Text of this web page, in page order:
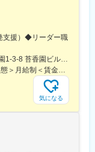
ン
境エネルギー事業」
活用だけでなく、再生
経済価値の両立を実
ます。
直下の意思決定スピ
の未来をつくる」を
進化を続けるサイエ
優しい魅力あふれる
支援）◆リーダー職
＜勤務地詳細＞本社住所：東京都港区芝公園1-3-8 苔香園ビル4階勤務地最寄駅：都営三田線／御成門駅受動喫煙対策：屋内全面禁煙変更の範囲：会社の定める事業所
＜予定年収＞700万円～1,300万円＜賃金形態＞月給制＜賃金内訳＞月額（基本給）：400,000円～650,000円固定残業手当/月：92,640円～150,510円（固定残業時間30時間0分/月）超過した時間外労働の残業手当は追加支給＜月給＞492,640円～800,510円（一律手当を含む）＜昇給有無＞有＜残業手当＞有＜給与補足＞※給与は職歴、スキルなどに応じて相談※役職がつく場合は、別途、役職手当（50,000円～10,000円）を支給※マネージャー職以上の場合は、管理職のため残業代支給対象外■昇給：年1回（4月）■賞与：年1回（12月）賃金はあくまでも目安の金額であり、選考を通じて上下する可能性があります。月給(月額)は固定手当を含めた表記です。
気になる